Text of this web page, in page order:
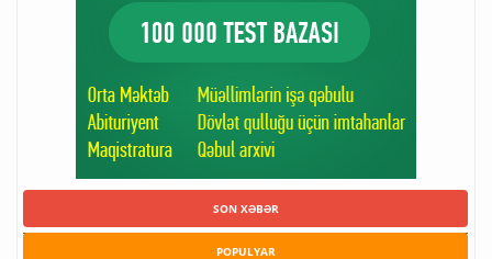
SON XƏBƏR
POPULYAR